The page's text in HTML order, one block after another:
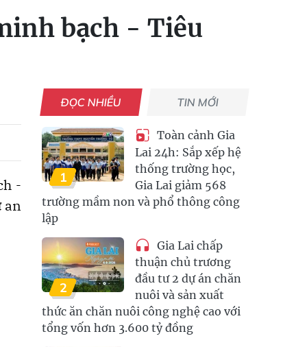
bạch - Tiêu
-
an
ĐỌC NHIỀU TIN MỚI
1
Toàn cảnh Gia
Lai 24h: Sắp xếp hệ
thống trường học,
Gia Lai giảm 568
trường mầm non và phổ thông công
lập
2
Gia Lai chấp
thuận chủ trương
đầu tư 2 dự án chăn
nuôi và sản xuất
thức ăn chăn nuôi công nghệ cao với
tổng vốn hơn 3.600 tỷ đồng